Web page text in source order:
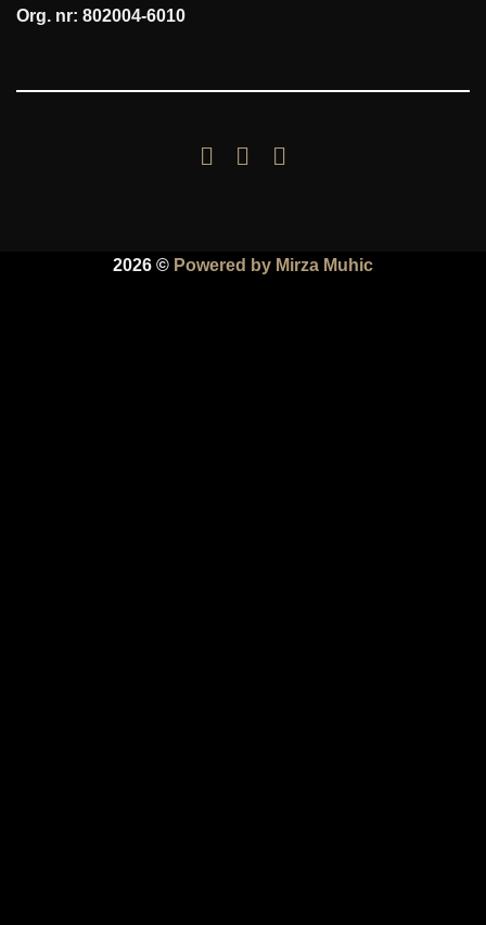
Org. nr: 802004-6010
2026 © Powered by Mirza Muhic